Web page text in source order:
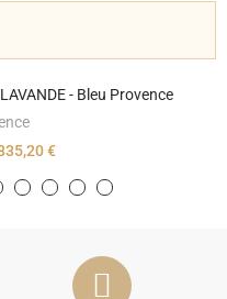
- Bleu Provence
€